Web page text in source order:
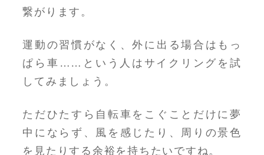
繋がります。
運動の習慣がなく、外に出る場合はもっ
ぱら車……という人はサイクリングを試
してみましょう。
ただひたすら自転車をこぐことだけに夢
中にならず、風を感じたり、周りの景色
を見たりする余裕を持ちたいですね。